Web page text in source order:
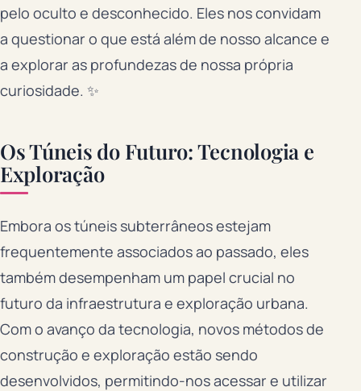
pelo oculto e desconhecido. Eles nos convidam
a questionar o que está além de nosso alcance e
a explorar as profundezas de nossa própria
curiosidade. ✨
Os Túneis do Futuro: Tecnologia e
Exploração
Embora os túneis subterrâneos estejam
frequentemente associados ao passado, eles
também desempenham um papel crucial no
futuro da infraestrutura e exploração urbana.
Com o avanço da tecnologia, novos métodos de
construção e exploração estão sendo
desenvolvidos, permitindo-nos acessar e utilizar